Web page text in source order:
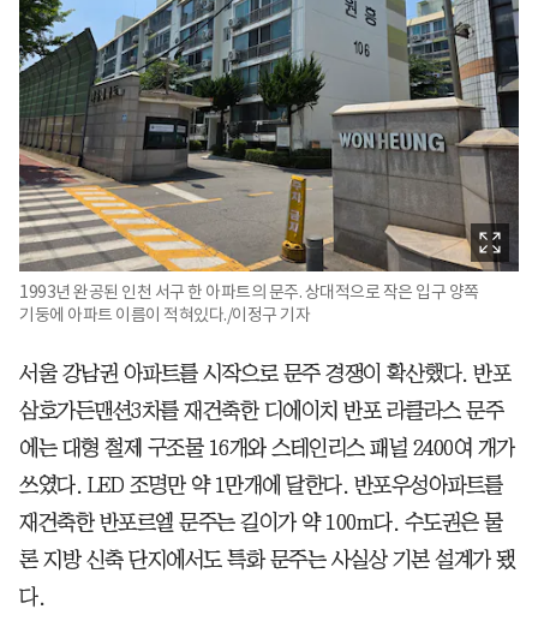
1993년 완공된 인천 서구 한 아파트의 문주. 상대적으로 작은 입구 양쪽
기둥에 아파트 이름이 적혀있다./이정구 기자
서울 강남권 아파트를 시작으로 문주 경쟁이 확산했다. 반포
삼호가든맨션3차를 재건축한 디에이치 반포 라클라스 문주
에는 대형 철제 구조물 16개와 스테인리스 패널 2400여 개가
쓰였다. LED 조명만 약 1만개에 달한다. 반포우성아파트를
재건축한 반포르엘 문주는 길이가 약 100m다. 수도권은 물
론 지방 신축 단지에서도 특화 문주는 사실상 기본 설계가 됐
다.